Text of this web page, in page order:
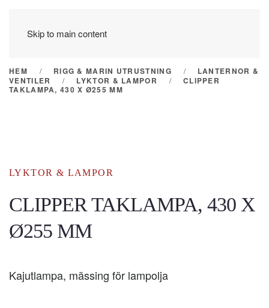
Skip to main content
HEM RIGG & MARIN UTRUSTNING
LANTERNOR &
VENTILER
LYKTOR & LAMPOR
CLIPPER
TAKLAMPA, 430 X Ø255 MM
LYKTOR & LAMPOR
CLIPPER TAKLAMPA, 430 X
Ø255 MM
Kajutlampa, mässing för lampolja